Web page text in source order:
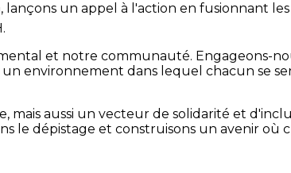
un appel à l'action en fusionnant
et notre communauté. Engageons-
environnement dans lequel chacun se
mais aussi un vecteur de solidarité et
le dépistage et construisons un avenir où